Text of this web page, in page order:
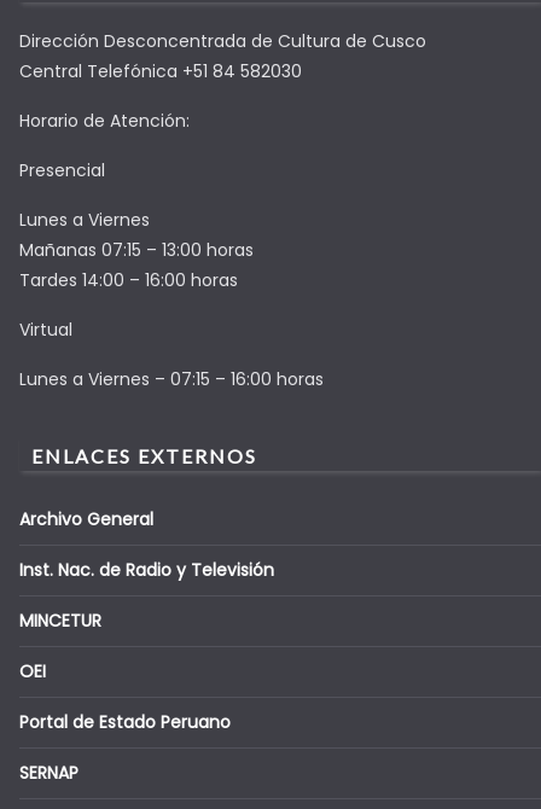
Dirección Desconcentrada de Cultura de Cusco
Central Telefónica +51 84 582030
Horario de Atención:
Presencial
Lunes a Viernes
Mañanas 07:15 – 13:00 horas
Tardes 14:00 – 16:00 horas
Virtual
Lunes a Viernes – 07:15 – 16:00 horas
ENLACES EXTERNOS
Archivo General
Inst. Nac. de Radio y Televisión
MINCETUR
OEI
Portal de Estado Peruano
SERNAP